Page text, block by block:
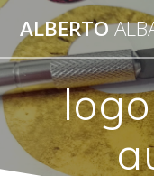
ALBERTO